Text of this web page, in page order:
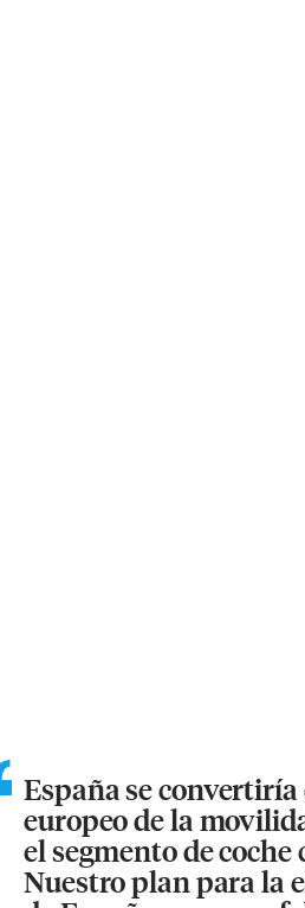
España se
europeo de la
el segmento de coche
Nuestro plan para la